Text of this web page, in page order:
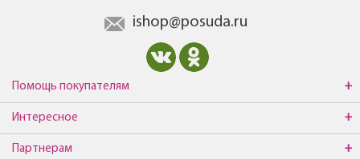
ishop@posuda.ru
Помощь покупателям
Интересное
Партнерам